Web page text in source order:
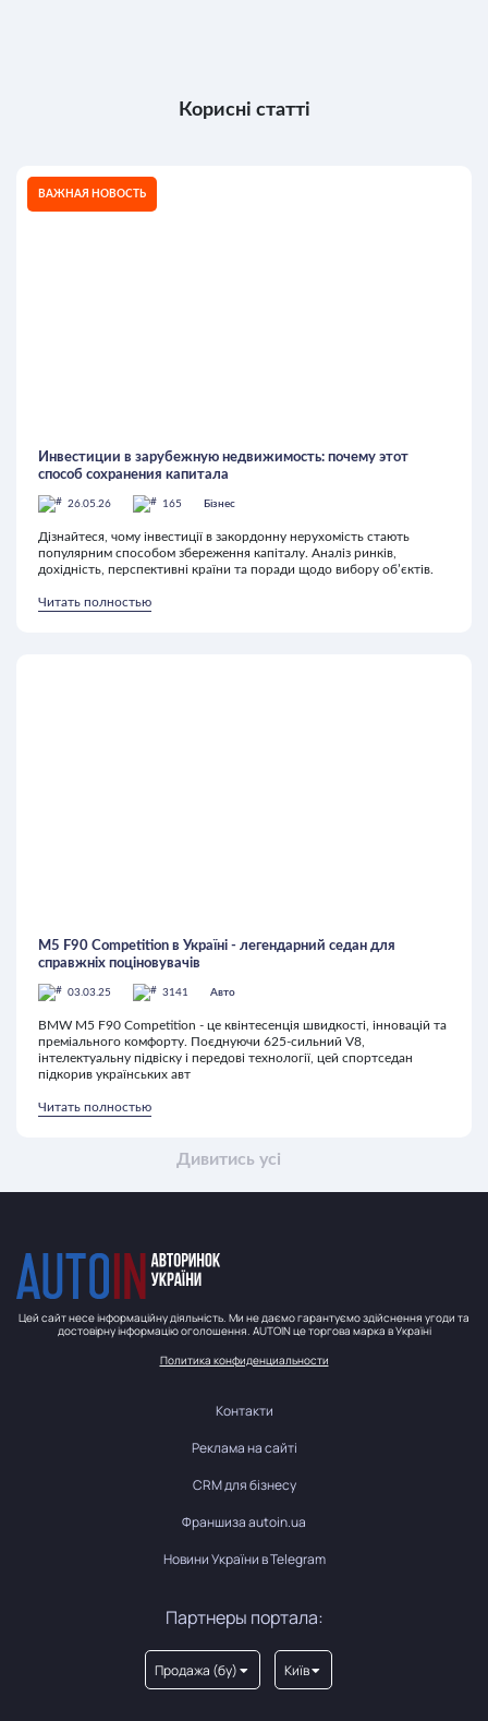
Корисні статті
Дивитись усі
ВАЖНАЯ НОВОСТЬ
Инвестиции в зарубежную недвижимость: почему этот
способ сохранения капитала
26.05.26 165 Бізнес
Дізнайтеся, чому інвестиції в закордонну нерухомість стають
популярним способом збереження капіталу. Аналіз ринків,
дохідність, перспективні країни та поради щодо вибору об’єктів.
Читать полностью
M5 F90 Competition в Україні - легендарний седан для
справжніх поціновувачів
03.03.25 3141 Авто
BMW M5 F90 Competition - це квінтесенція швидкості, інновацій та
преміального комфорту. Поєднуючи 625-сильний V8,
інтелектуальну підвіску і передові технології, цей спортседан
підкорив українських авт
Читать полностью
Цей сайт несе інформаційну діяльність. Ми не даємо гарантуємо здійснення угоди та
достовірну інформацію оголошення. AUTOIN це торгова марка в Україні
Политика конфиденциальности
Контакти
Реклама на сайті
CRM для бізнесу
Франшиза autoin.ua
Новини України в Telegram
Партнеры портала:
Продажа (бу) Київ